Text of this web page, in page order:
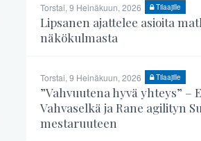
Torstai, 9 Heinäkuun, 2026 Tilaajille
Lipsanen ajattelee asioita
näkökulmasta
Torstai, 9 Heinäkuun, 2026 Tilaajille
”Vahvuutena hyvä yhteys” –
Vahvaselkä ja Rane agilityn
mestaruuteen